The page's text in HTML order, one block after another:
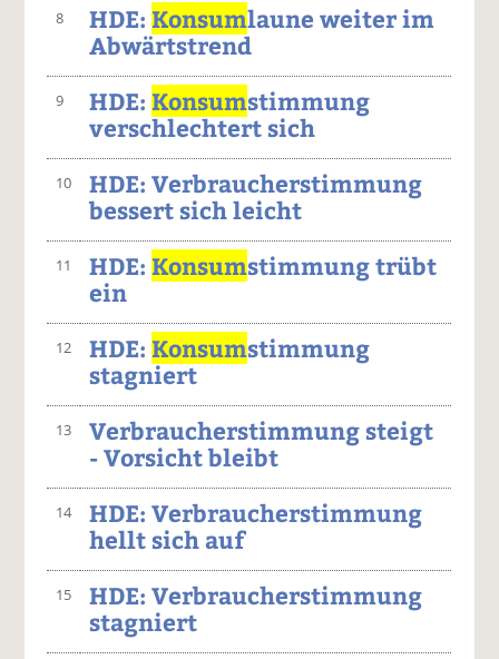
8 HDE:Konsumlaune weiter im
Abwärtstrend
9 HDE:Konsumstimmung
verschlechtert sich
10
HDE: Verbraucherstimmung
bessert sich leicht
11 HDE:Konsumstimmung trübt
ein
12 HDE:Konsumstimmung
stagniert
13
Verbraucherstimmung steigt
- Vorsicht bleibt
14
HDE: Verbraucherstimmung
hellt sich auf
15
HDE: Verbraucherstimmung
stagniert